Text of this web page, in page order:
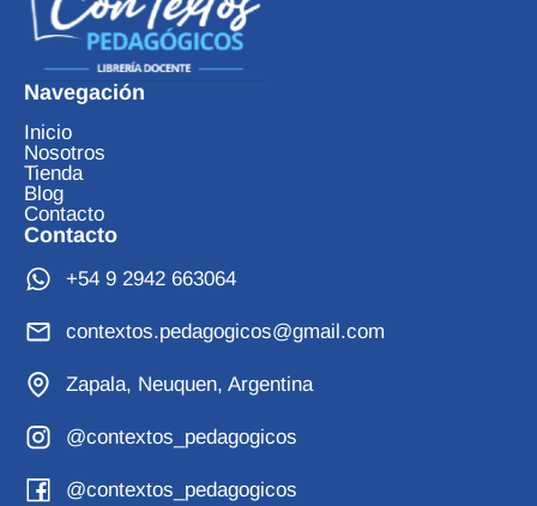
Navegación
Inicio
Nosotros
Tienda
Blog
Contacto
Contacto
+54 9 2942 663064
contextos.pedagogicos@gmail.com
Zapala, Neuquen, Argentina
@contextos_pedagogicos
@contextos_pedagogicos